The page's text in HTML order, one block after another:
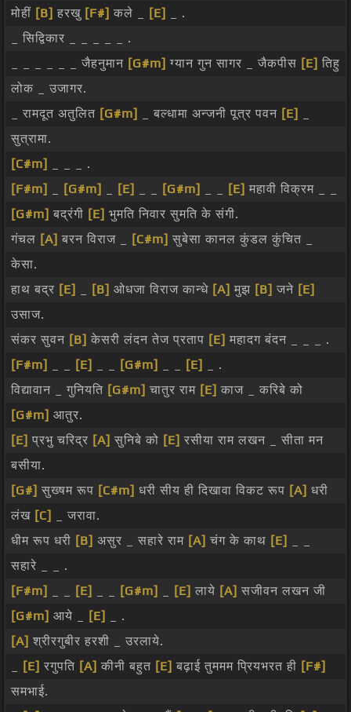
मोहीं [B] हरखु [F#] कले _ [E]
_ .
_ सिद्विकार _ _ _ _ _ .
_ _ _ _ _ _ जैहनुमान [G#m] ग्यान गुन सागर _ जैकपीस [E] तिहु
लोक _ उजागर.
_ रामदूत अतुलित [G#m] _ बल्धामा अन्जनी पूत्र पवन [E]
सुत्रामा.
[C#m]
_ _ _ .
[F#m]
[G#m] [E] [G#m] [E] महावी विक्रम _ _
[G#m] बद्रंगी [E] भुमति निवार सुमति के संगी.
गंचल [A] बरन विराज _ [C#m] सुबेसा कानल कुंडल कुंचित _
केसा.
हाथ बद्र [E] [B] ओधजा विराज कान्धे [A] मुझ [B] जने [E]
उसाज.
संकर सुवन [B] केसरी लंदन तेज प्रताप [E] महादग बंदन _ _ _ .
[F#m]
[E] [G#m] [E]
_ .
विद्यावान _ गुनियति [G#m] चातुर राम [E] काज _ करिबे को
[G#m] आतुर.
[E] प्रभु चरिद्र [A] सुनिबे को [E] रसीया राम लखन _ सीता मन
बसीया.
[G#] सुख्षम रूप [C#m] धरी सीय ही दिखावा विकट रूप [A] धरी
लंख [C]
_ जरावा.
धीम रूप धरी [B] असुर _ सहारे राम [A] चंग के काथ [E]
सहारे _ _ .
[F#m]
[E] [G#m] [E] लाये [A] सजीवन लखन जी
[G#m] आये _ [E]
_ .
[A] श्रीरगुबीर हरशी _ उरलाये.
[E] रगुपति [A] कीनी बहुत [E] बढ़ाई तुममम प्रियभरत ही [F#]
समभाई.